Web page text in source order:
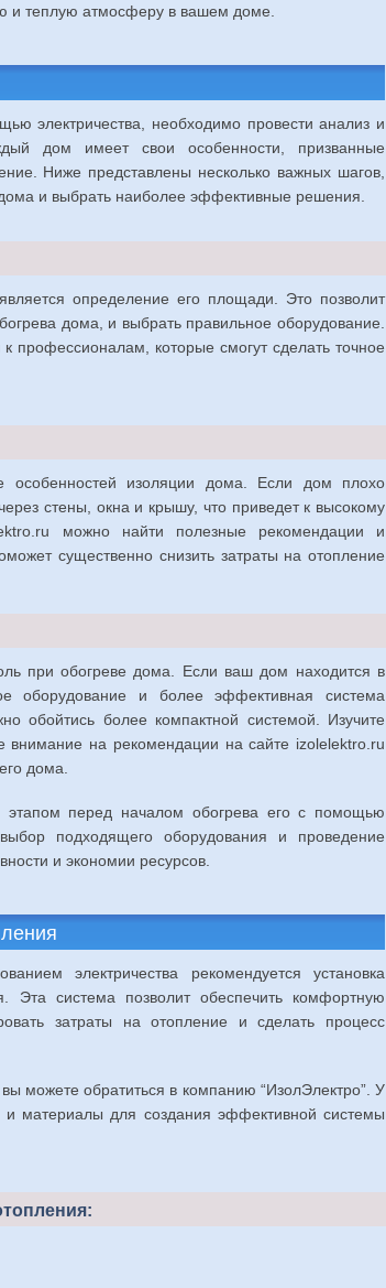
и теплую атмосферу в вашем доме.
электричества, необходимо провести анализ и
дом имеет свои особенности, призванные
Ниже представлены несколько важных шагов,
и выбрать наиболее эффективные решения.
определение его площади. Это позволит
дома, и выбрать правильное оборудование.
профессионалам, которые смогут сделать точное
изоляции дома. Если дом плохо
стены, окна и крышу, что приведет к высокому
можно найти полезные рекомендации и
существенно снизить затраты на отопление
при обогреве дома. Если ваш дом находится в
оборудование и более эффективная система
обойтись более компактной системой. Изучите
внимание на рекомендации на сайте izolelektro.ru
дома.
этапом перед началом обогрева его с помощью
подходящего оборудования и проведение
и экономии ресурсов.
электричества рекомендуется установка
Эта система позволит обеспечить комфортную
затраты на отопление и сделать процесс
можете обратиться в компанию “ИзолЭлектро”. У
материалы для создания эффективной системы